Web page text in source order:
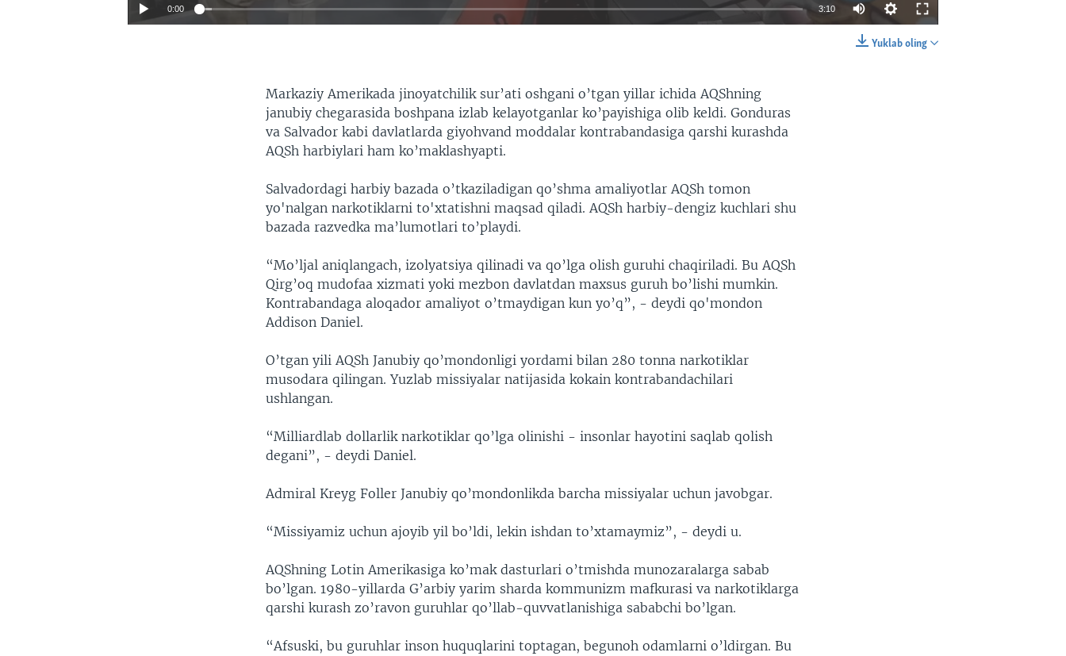
0:00 3:10
Yuklab oling
Markaziy Amerikada jinoyatchilik sur’ati oshgani o’tgan yillar ichida AQShning
janubiy chegarasida boshpana izlab kelayotganlar ko’payishiga olib keldi. Gonduras
va Salvador kabi davlatlarda giyohvand moddalar kontrabandasiga qarshi kurashda
AQSh harbiylari ham ko’maklashyapti.
Salvadordagi harbiy bazada o’tkaziladigan qo’shma amaliyotlar AQSh tomon
yo'nalgan narkotiklarni to'xtatishni maqsad qiladi. AQSh harbiy-dengiz kuchlari shu
bazada razvedka ma’lumotlari to’playdi.
“Mo’ljal aniqlangach, izolyatsiya qilinadi va qo’lga olish guruhi chaqiriladi. Bu AQSh
Qirg’oq mudofaa xizmati yoki mezbon davlatdan maxsus guruh bo’lishi mumkin.
Kontrabandaga aloqador amaliyot o’tmaydigan kun yo’q”, - deydi qo'mondon
Addison Daniel.
O’tgan yili AQSh Janubiy qo’mondonligi yordami bilan 280 tonna narkotiklar
musodara qilingan. Yuzlab missiyalar natijasida kokain kontrabandachilari
ushlangan.
“Milliardlab dollarlik narkotiklar qo’lga olinishi - insonlar hayotini saqlab qolish
degani”, - deydi Daniel.
Admiral Kreyg Foller Janubiy qo’mondonlikda barcha missiyalar uchun javobgar.
“Missiyamiz uchun ajoyib yil bo’ldi, lekin ishdan to’xtamaymiz”, - deydi u.
AQShning Lotin Amerikasiga ko’mak dasturlari o’tmishda munozaralarga sabab
bo’lgan. 1980-yillarda G’arbiy yarim sharda kommunizm mafkurasi va narkotiklarga
qarshi kurash zo’ravon guruhlar qo’llab-quvvatlanishiga sababchi bo’lgan.
“Afsuski, bu guruhlar inson huquqlarini toptagan, begunoh odamlarni o’ldirgan. Bu